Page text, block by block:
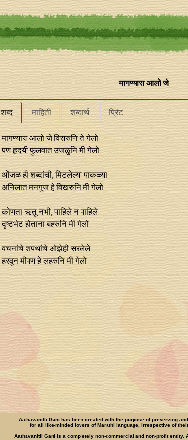
मागण्यास आलो जे
शब्द माहिती शब्दार्थ प्रिंट
मागण्यास आलो जे विसरुनि ते गेलो
पण हृदयी फुलवात उजळुनि मी गेलो
ओंजळ ही शब्दांची, मिटलेल्या पाकळ्या
अनिलात मनगुज हे विखरुनि मी गेलो
कोणता ऋतू नभी, पाहिले न पाहिले
दृष्टभेट होताना बहरुनि मी गेलो
वचनांचे शपथांचे ओझेही सरलेले
हरवून मीपण हे लहरुनि मी गेलो
Aathavanitli Gani has been created with the purpose of preserving
for all like-minded lovers of Marathi language, irrespective of
Aathavanitli Gani is a completely non-commercial and non-profit entity.